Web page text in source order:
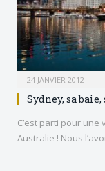
24 JANVIER 2012
Sydney, sa baie,
C’est parti pour
Australie ! Nous